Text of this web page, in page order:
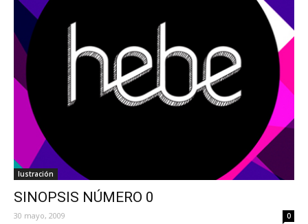
Iustración
SINOPSIS NÚMERO 0
30 mayo, 2009 0